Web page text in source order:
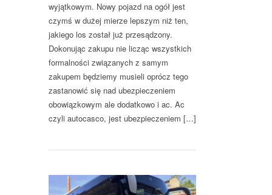
wyjątkowym. Nowy pojazd na ogół jest
czymś w dużej mierze lepszym niż ten,
jakiego los został już przesądzony.
Dokonując zakupu nie licząc wszystkich
formalności związanych z samym
zakupem będziemy musieli oprócz tego
zastanowić się nad ubezpieczeniem
obowiązkowym ale dodatkowo i ac. Ac
czyli autocasco, jest ubezpieczeniem […]